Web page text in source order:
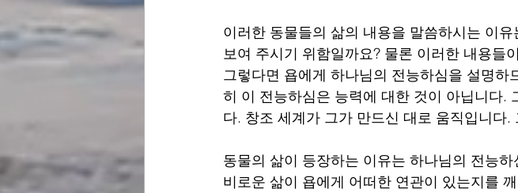
이러한 동물들의 삶의 내용을 말씀하시는 이
보여 주시기 위함일까요? 물론 이러한 내용들
그렇다면 욥에게 하나님의 전능하심을 설명
히 이 전능하심은 능력에 대한 것이 아닙니다.
다. 창조 세계가 그가 만드신 대로 움직입니다
동물의 삶이 등장하는 이유는 하나님의 전능
비로운 삶이 욥에게 어떠한 연관이 있는지를